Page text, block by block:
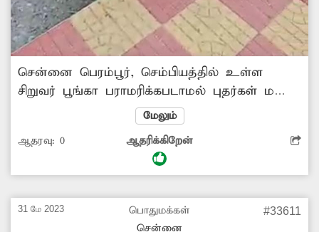
சென்னை பெரம்பூர், செம்பியத்தில் உள்ள
சிறுவர் பூங்கா பராமரிக்கபடாமல் புதர்கள் மண்டி
காட்சி அளிக்கிறது. இரவு நேரங்களில்
குடிகாரர்களின் இருப்பிடமாக மாறிவிடுகிறது.
பூங்காவை பராமரிக்க ஆட்கள் இல்லாததால்
பள்ளி மாணவர்களும், இளைஞர்களும்
இதைப்பற்றி பலமுறை அதிகாரிகளிடம் புகார்
அளித்தும் எந்த நடவடிக்கையும்
மேலும்
ஆதரவு: 0 ஆதரிக்கிறேன்
31 மே 2023
பொதுமக்கள்
சென்னை
#33611